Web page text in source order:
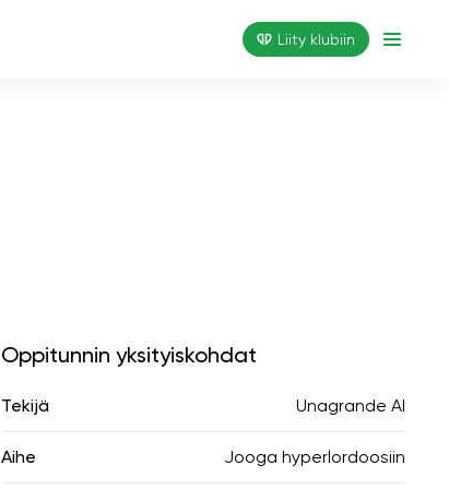
Liity klubiin
Oppitunnin yksityiskohdat
Tekijä Unagrande AI
Aihe Jooga hyperlordoosiin